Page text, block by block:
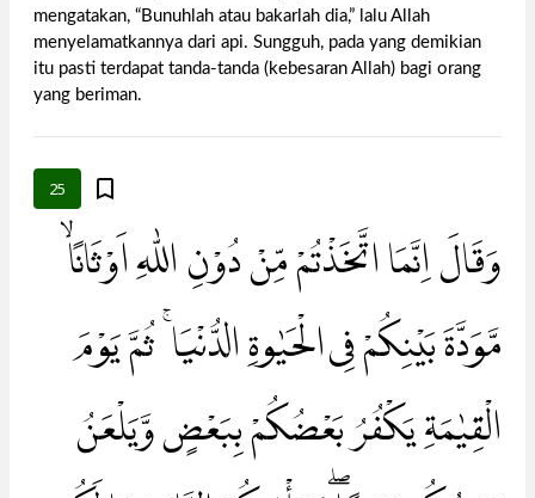
mengatakan, “Bunuhlah atau bakarlah dia,” lalu Allah
menyelamatkannya dari api. Sungguh, pada yang demikian
itu pasti terdapat tanda-tanda (kebesaran Allah) bagi orang
yang beriman.
25
وَقَالَ اِنَّمَا اتَّخَذْتُمْ مِّنْ دُوْنِ اللّٰهِ اَوْثَانًاۙ
مَّوَدَّةَ بَيْنِكُمْ فِى الْحَيٰوةِ الدُّنْيَا ۚ ثُمَّ يَوْمَ
الْقِيٰمَةِ يَكْفُرُ بَعْضُكُمْ بِبَعْضٍ وَّيَلْعَنُ